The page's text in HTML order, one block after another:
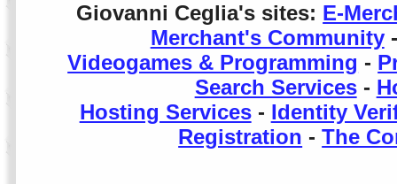
Giovanni Ceglia's sites: E-
Merchant's Community
Videogames & Programming -
Search Services-
Hosting Services- Identity
Registration -The